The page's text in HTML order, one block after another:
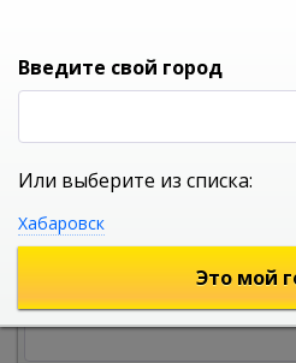
УНИВЕРСАЛЬНЫЙ ИНТЕРНЕТ
Введите свой город
Или выберите из списка:
Хабаровск
Это мой